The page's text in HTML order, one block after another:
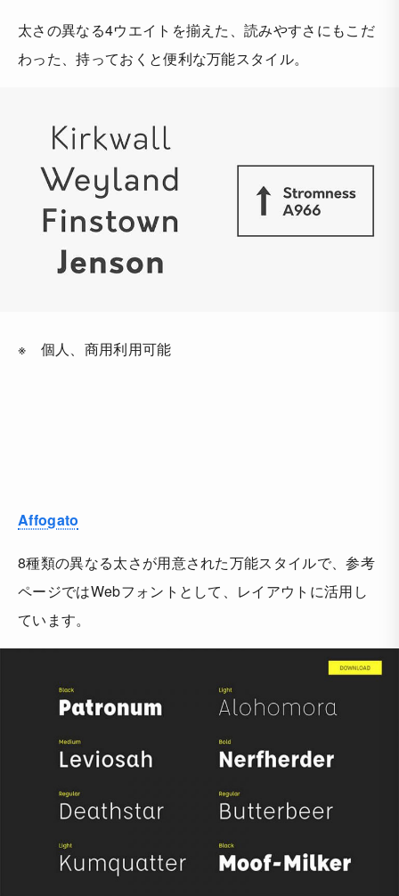
太さの異なる4ウエイトを揃えた、読みやすさにもこだ
わった、持っておくと便利な万能スタイル。
※ 個人、商用利用可能
Affogato
8種類の異なる太さが用意された万能スタイルで、参考
ページではWebフォントとして、レイアウトに活用し
ています。